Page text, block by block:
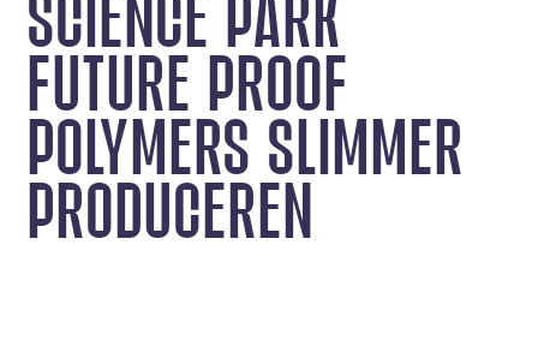
FUTURE PROOF
POLYMERS SLIMMER
PRODUCEREN